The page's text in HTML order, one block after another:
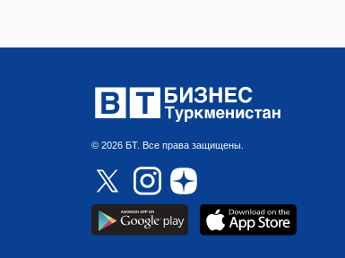
© 2026 БТ. Все права защищены.